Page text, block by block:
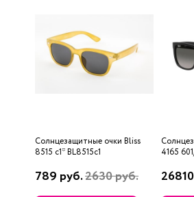
Солнцезащитные очки Bliss
8515 c1* BL8515c1
789 руб.2630 руб.
4165